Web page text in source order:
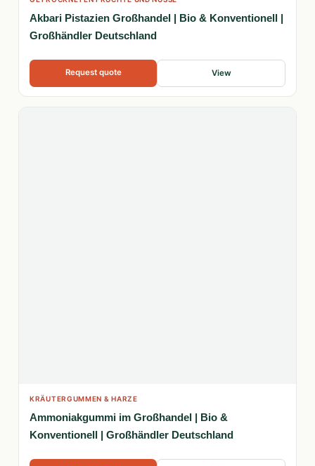
Akbari Pistazien Großhandel | Bio & Konventionell |
Großhändler Deutschland
Request quote View
KRÄUTERGUMMEN & HARZE
Ammoniakgummi im Großhandel | Bio &
Konventionell | Großhändler Deutschland